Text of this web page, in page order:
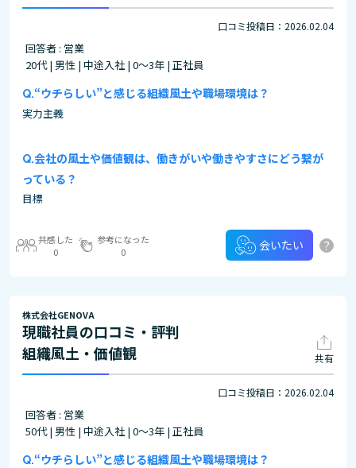
口コミ投稿日：2026.02.04
回答者 : 営業
20代 | 男性 | 中途入社 | 0～3年 | 正社員
“ウチらしい”と感じる組織風土や職場環境は？
実力主義
会社の風土や価値観は、働きがいや働きやすさにどう繋が
っている？
目標
共感した
0
参考になった
0
会いたい ?
株式会社GENOVA
現職社員の口コミ・評判
組織風土・価値観
共有
口コミ投稿日：2026.02.04
回答者 : 営業
50代 | 男性 | 中途入社 | 0～3年 | 正社員
“ウチらしい”と感じる組織風土や職場環境は？